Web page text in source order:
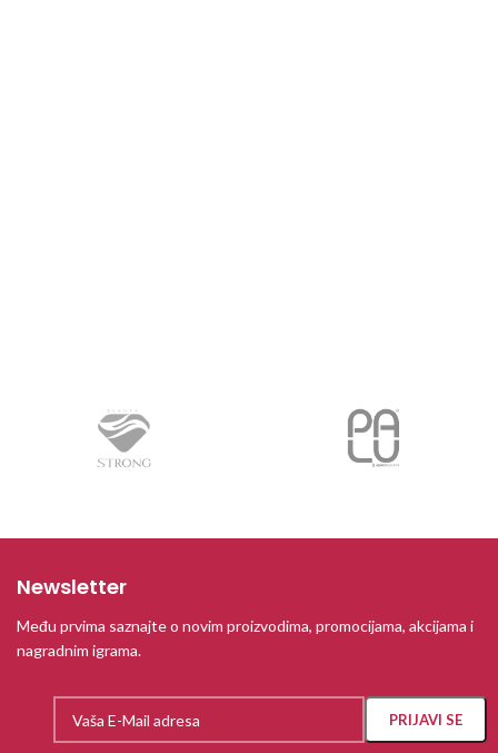
Newsletter
Među prvima saznajte o novim proizvodima, promocijama, akcijama i
nagradnim igrama.